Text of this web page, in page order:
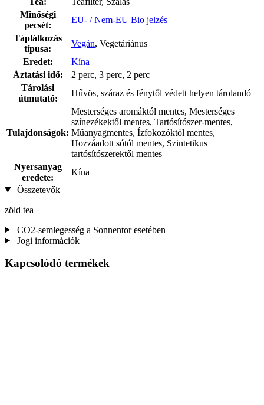
Minőségi
pecsét:
EU- / Nem-EU Bio jelzés
Táplálkozás
típusa:
Vegán, Vegetáriánus
Eredet:
Kína
Áztatási idő:
2 perc, 3 perc, 2 perc
Tárolási
útmutató:
Hűvös, száraz és fénytől védett helyen tárolandó
Tulajdonságok:
Mesterséges aromáktól mentes, Mesterséges
színezékektől mentes, Tartósítószer-mentes,
Műanyagmentes, Ízfokozóktól mentes,
Hozzáadott sótól mentes, Szintetikus
tartósítószerektől mentes
Nyersanyag
eredete:
Kína
Összetevők
zöld tea
CO2-semlegesség a Sonnentor esetében
Jogi információk
Kapcsolódó termékek